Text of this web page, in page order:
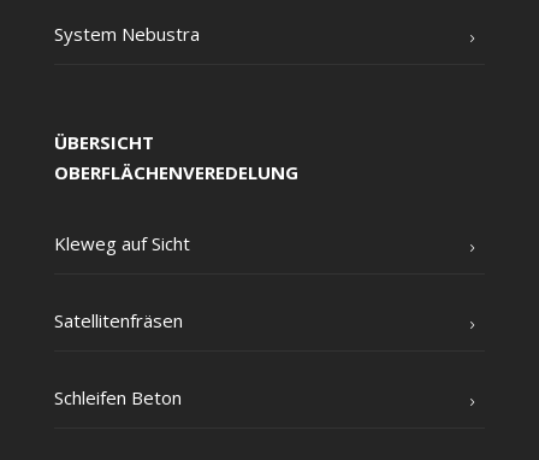
Sys­tem Nebustra
ÜBERSICHT
OBERFLÄCHENVEREDELUNG
Kle­weg auf Sicht
Satel­li­ten­frä­sen
Schlei­fen Beton